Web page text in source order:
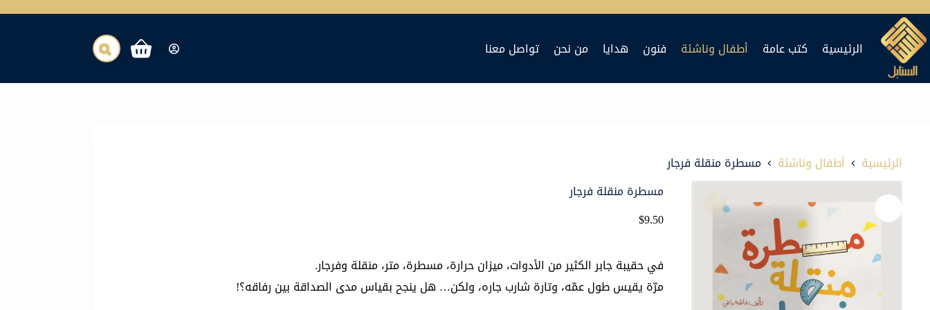
التجاوز
إلى
المحتوى
الرئيسية كتب عامة أطفال وناشئة فنون هدايا من نحن تواصل معنا
عربة
التسوق
الرئيسية أطفال وناشئة
مسطرة منقلة فرجار
مسطرة منقلة فرجار
$9.50
في حقيبة جابر الكثير من الأدوات، ميزان حرارة، مسطرة، متر، منقلة وفرجار.
مرّة يقيس طول عمّه، وتارة شارب جاره، ولكن… هل ينجح بقياس مدى الصداقة بين رفاقه؟!